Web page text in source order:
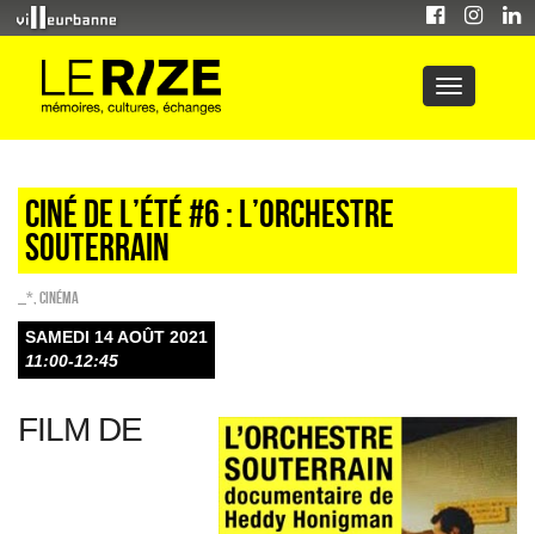
Ciné de l’été #6 : L’Orchestre
souterrain
_* Cinéma
SAMEDI 14 AOÛT 2021
11:00-12:45
FILM DE